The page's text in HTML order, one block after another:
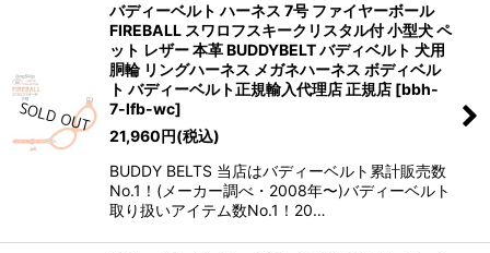
バディーベルト ハーネス 7号 ファイヤーボール
FIREBALL スワロフスキークリスタル付 小型犬 ペ
ット レザー 本革 BUDDYBELT バディベルト 犬用
胴輪 リングハーネス メガネハーネス ボディベル
ト バディーベルト正規輸入代理店 正規店 [bbh-
7-lfb-wc]
21,960円(税込)
BUDDY BELTS 当店はバディーベルト累計販売数
No.1！(メーカー調べ・2008年〜)バディーベルト
取り扱いアイテム数No.1！20…